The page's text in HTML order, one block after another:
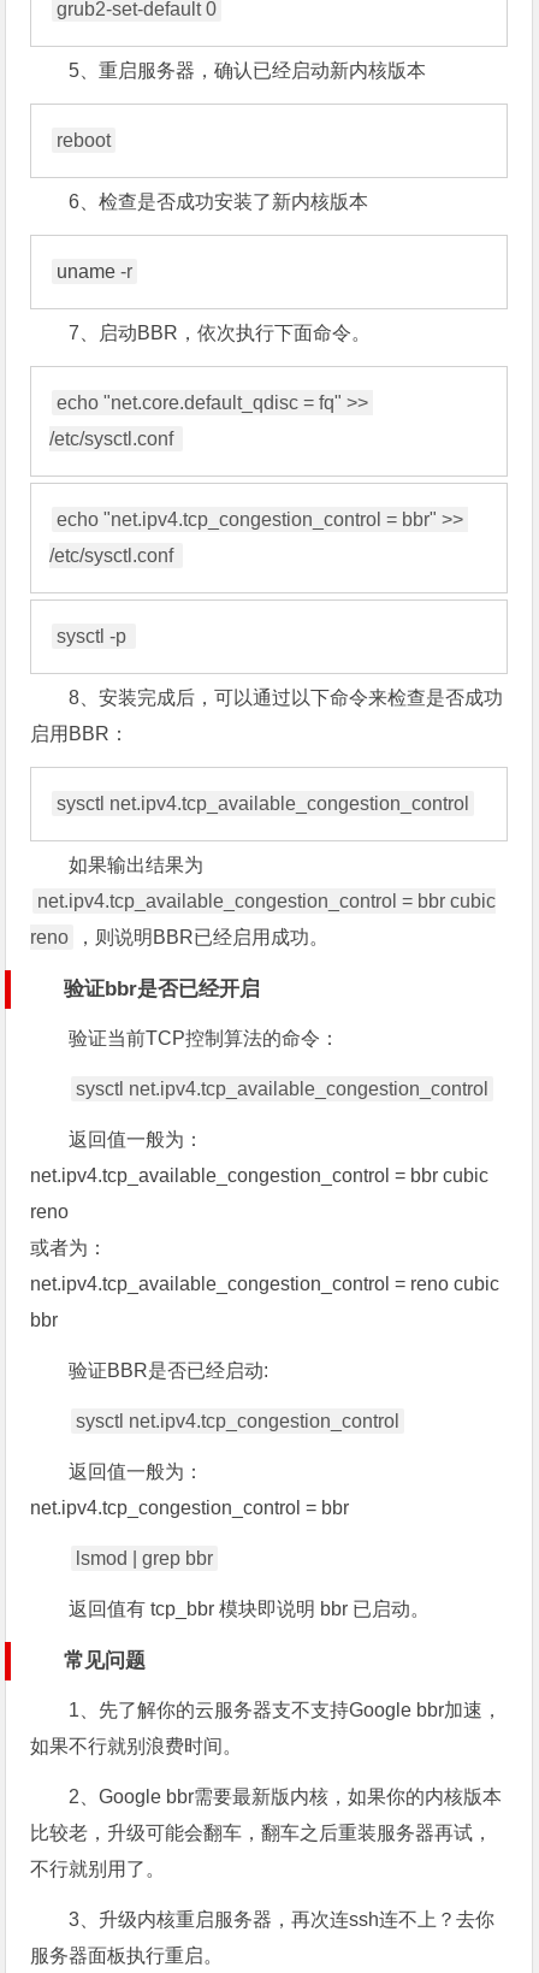
grub2-set-default 0
5、重启服务器，确认已经启动新内核版本
reboot
6、检查是否成功安装了新内核版本
uname -r
7、启动BBR，依次执行下面命令。
echo "net.core.default_qdisc = fq" >>
/etc/sysctl.conf
echo "net.ipv4.tcp_congestion_control = bbr" >>
/etc/sysctl.conf
sysctl -p
8、安装完成后，可以通过以下命令来检查是否成功
启用BBR：
sysctl net.ipv4.tcp_available_congestion_control
如果输出结果为
net.ipv4.tcp_available_congestion_control = bbr cubic
reno
，则说明BBR已经启用成功。
验证bbr是否已经开启
验证当前TCP控制算法的命令：
sysctl net.ipv4.tcp_available_congestion_control
返回值一般为：
net.ipv4.tcp_available_congestion_control = bbr cubic
reno
或者为：
net.ipv4.tcp_available_congestion_control = reno cubic
bbr
验证BBR是否已经启动:
sysctl net.ipv4.tcp_congestion_control
返回值一般为：
net.ipv4.tcp_congestion_control = bbr
lsmod | grep bbr
返回值有 tcp_bbr 模块即说明 bbr 已启动。
常见问题
1、先了解你的云服务器支不支持Google bbr加速，
如果不行就别浪费时间。
2、Google bbr需要最新版内核，如果你的内核版本
比较老，升级可能会翻车，翻车之后重装服务器再试，
不行就别用了。
3、升级内核重启服务器，再次连ssh连不上？去你
服务器面板执行重启。